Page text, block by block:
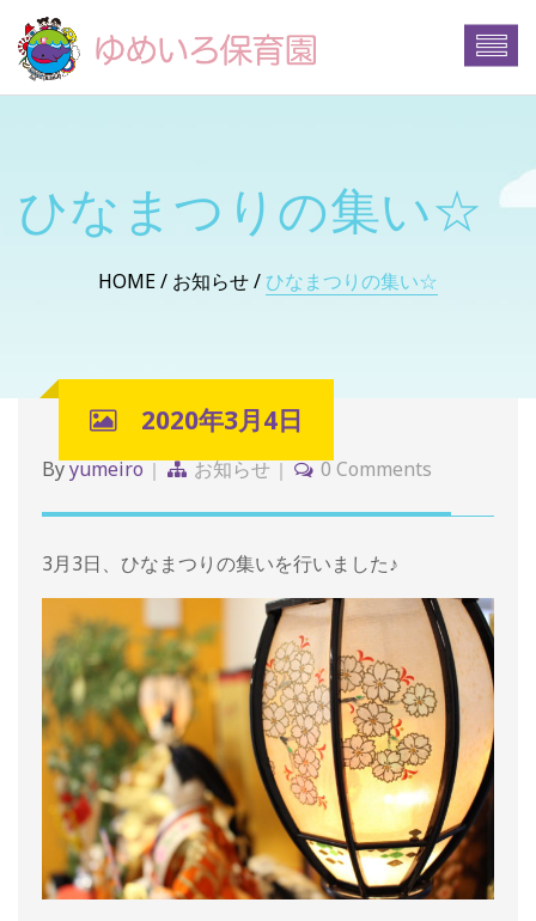
ひなまつりの集い☆
HOME お知らせ ひなまつりの集い☆
2020年3月4日
Byyumeiro お知らせ 0 Comments
3月3日、ひなまつりの集いを行いました♪